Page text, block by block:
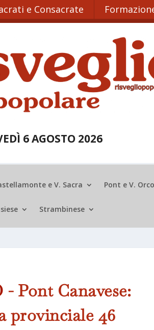
e Consacrate
6 AGOSTO 2026
e V. Sacra Pont e V.
Strambinese
- Pont Canavese:
provinciale 46